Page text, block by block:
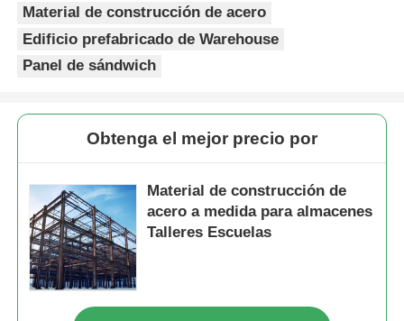
Material de construcción de acero
Edificio prefabricado de Warehouse
Panel de sándwich
Obtenga el mejor precio por
Material de construcción de
acero a medida para almacenes
Talleres Escuelas